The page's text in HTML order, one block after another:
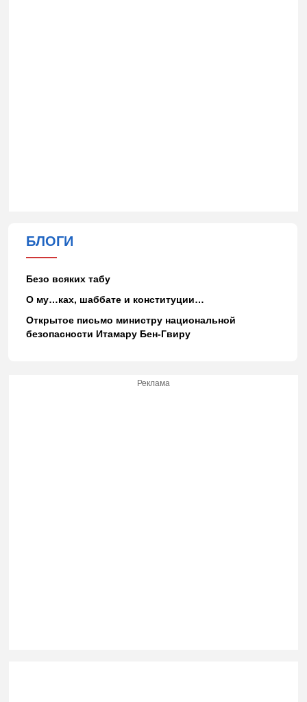
БЛОГИ
Безо всяких табу
О му…ках, шаббате и конституции…
Открытое письмо министру национальной
безопасности Итамару Бен-Гвиру
Реклама